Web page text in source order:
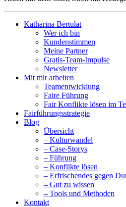
Katharina Bertulat
Wer ich bin
Kundenstimmen
Meine Partner
Gratis-Team-Impulse
Newsletter
Mit mir arbeiten
Teamentwicklung
Faire Führung
Fair Konflikte lösen im
Fairführungsstrategie
Blog
Übersicht
– Kulturwandel
– Case-Storys
– Führung
– Konflikte lösen
– Erfrischendes gegen
– Gut zu wissen
– Tools und Methoden
Kontakt